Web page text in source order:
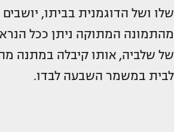
שלו ושל הדוגמנית בביתו, יושבים
מהתמונה המתוקה ניתן ככל
של שלביה, אותו קיבלה במתנה
לבית במשמר השבעה לבדו.